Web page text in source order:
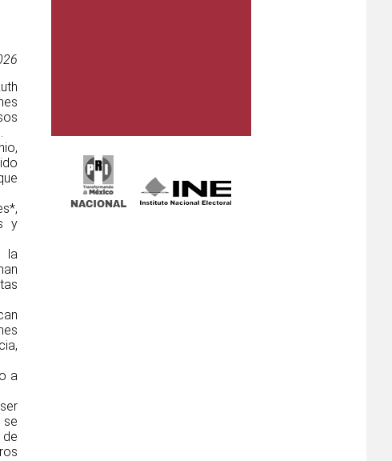
y
la
a